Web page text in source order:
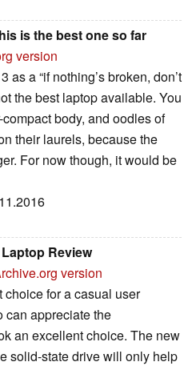
is the best one so far
version
a “if nothing’s broken, don’t
the best laptop available. You
body, and oodles of
their laurels, because the
For now though, it would be
Review
version
for a casual user
can appreciate the
an excellent choice. The new
solid-state drive will only help